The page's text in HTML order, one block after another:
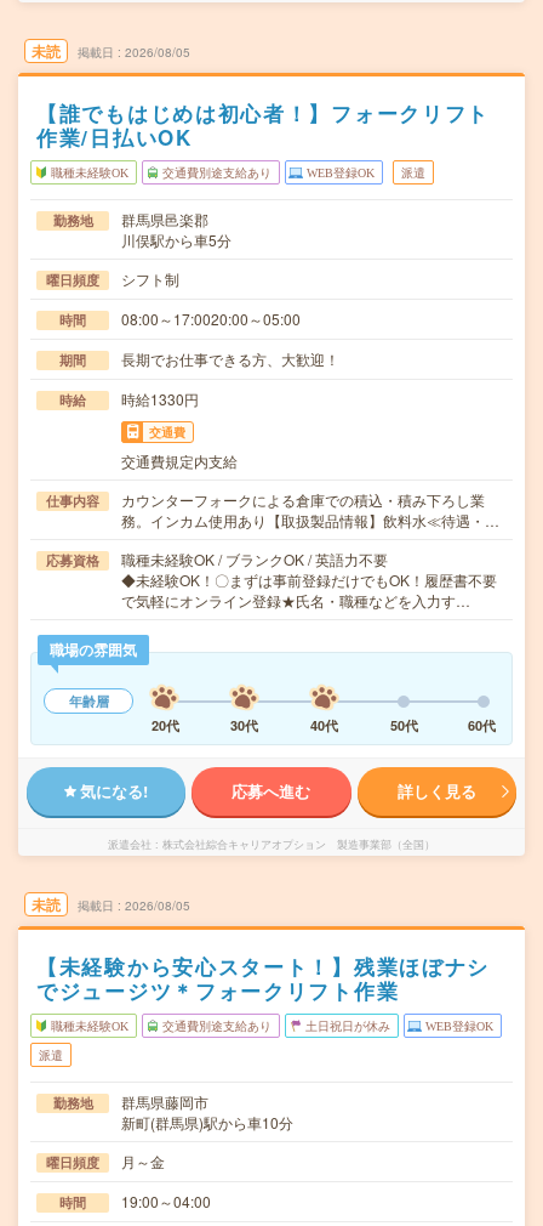
未読 掲載日 2026/08/05
【誰でもはじめは初心者！】フォークリフト
作業/日払いOK
職種未経験OK 交通費別途支給あり WEB登録OK 派遣
勤務地
群馬県邑楽郡
川俣駅から車5分
曜日頻度 シフト制
時間 08:00～17:0020:00～05:00
期間 長期でお仕事できる方、大歓迎！
時給 時給1330円
交通費
交通費規定内支給
仕事内容
カウンターフォークによる倉庫での積込・積み下ろし業
務。インカム使用あり【取扱製品情報】飲料水≪待遇・…
応募資格
職種未経験OK / ブランクOK / 英語力不要
◆未経験OK！〇まずは事前登録だけでもOK！履歴書不要
で気軽にオンライン登録★氏名・職種などを入力す…
職場の雰囲気
年齢層
20代
30代 40代 50代 60代
気になる! 応募へ進む 詳しく見る
派遣会社 株式会社綜合キャリアオプション 製造事業部（全国）
未読 掲載日 2026/08/05
【未経験から安心スタート！】残業ほぼナシ
でジュージツ＊フォークリフト作業
職種未経験OK 交通費別途支給あり 土日祝日が休み WEB登録OK
派遣
勤務地
群馬県藤岡市
新町(群馬県)駅から車10分
曜日頻度 月～金
時間 19:00～04:00